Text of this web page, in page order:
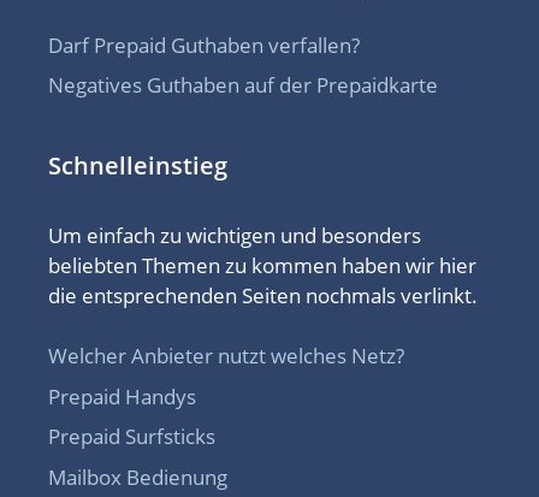
Darf Prepaid Guthaben verfallen?
Negatives Guthaben auf der Prepaidkarte
Schnelleinstieg
Um einfach zu wichtigen und besonders
beliebten Themen zu kommen haben wir hier
die entsprechenden Seiten nochmals verlinkt.
Welcher Anbieter nutzt welches Netz?
Prepaid Handys
Prepaid Surfsticks
Mailbox Bedienung